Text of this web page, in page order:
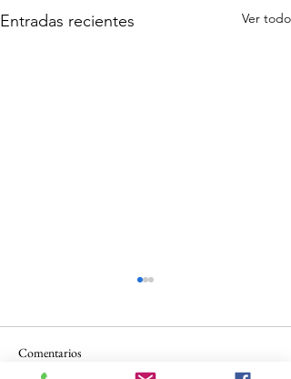
Entradas recientes Ver todo
Comentarios